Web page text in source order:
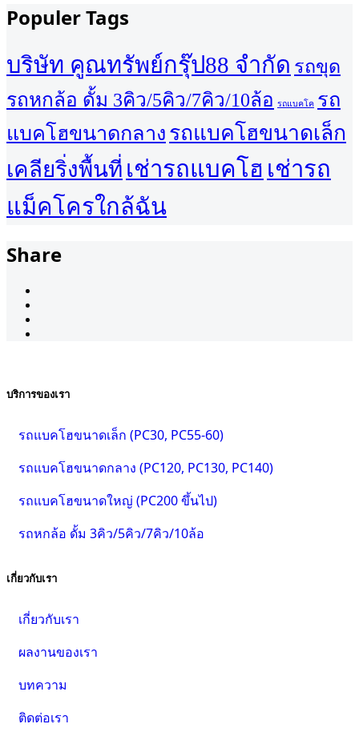
Populer Tags
บริษัท คูณทรัพย์กรุ๊ป88 จำกัด รถขุด
รถหกล้อ ดั้ม 3คิว/5คิว/7คิว/10ล้อ รถแบคโค รถ
แบคโฮขนาดกลาง รถแบคโฮขนาดเล็ก
เคลียริ่งพื้นที่ เช่ารถแบคโฮ เช่ารถ
แม็คโครใกล้ฉัน
Share
บริการของเรา
รถแบคโฮขนาดเล็ก (PC30, PC55-60)
รถแบคโฮขนาดกลาง (PC120, PC130, PC140)
รถแบคโฮขนาดใหญ่ (PC200 ขึ้นไป)
รถหกล้อ ดั้ม 3คิว/5คิว/7คิว/10ล้อ
เกี่ยวกับเรา
เกี่ยวกับเรา
ผลงานของเรา
บทความ
ติดต่อเรา